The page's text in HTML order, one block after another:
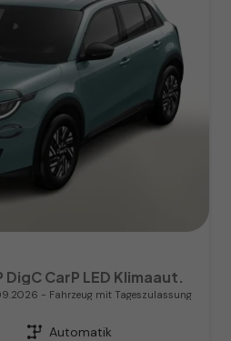
CarP LED Klimaaut.
Fahrzeug mit Tageszulassung
Getriebe Automatik